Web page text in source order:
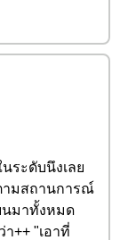
ระดับนึงเลย
ามสถานการณ์
มาทั้งหมด
++ "เอาที่